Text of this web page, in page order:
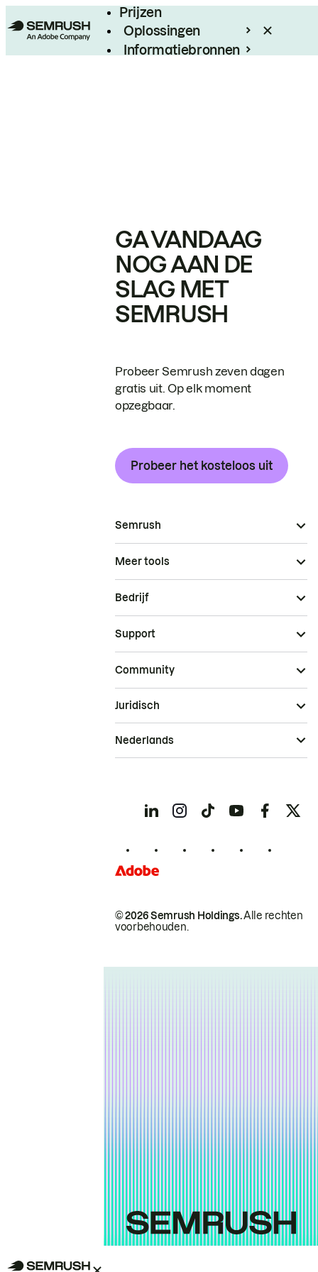
Prijzen
Oplossingen
Informatiebronnen
GA VANDAAG
NOG AAN DE
SLAG MET
SEMRUSH
Probeer Semrush zeven dagen
gratis uit. Op elk moment
opzegbaar.
Probeer het kosteloos uit
Semrush
Meer tools
Bedrijf
Support
Community
© 2026 Semrush Holdings.Alle rechten
voorbehouden.
Juridisch
Nederlands